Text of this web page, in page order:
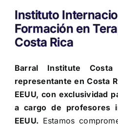
Instituto
Formación en
Costa Rica
Barral Institute
representante en Costa
EEUU, con exclusividad
a cargo de profesores
EEUU. Estamos